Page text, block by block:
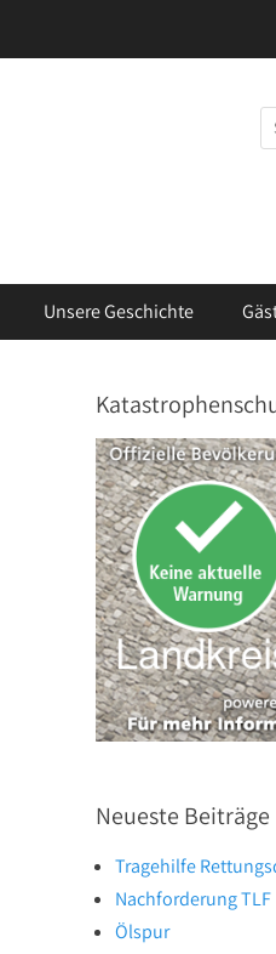
Unsere Geschichte
Neueste Beiträge
Tragehilfe
Nachforderung TLF
Ölspur